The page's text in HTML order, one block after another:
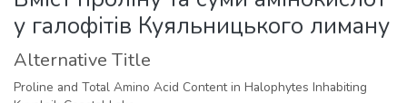
Statistics
у галофітів Куяльницького лиману
Alternative Title
Proline and Total Amino Acid Content in Halophytes Inhabiting